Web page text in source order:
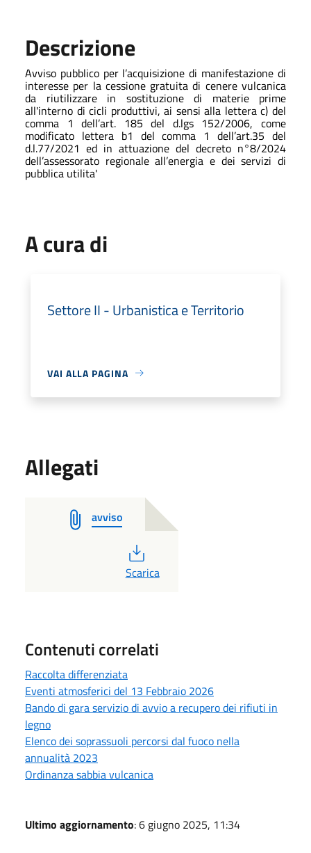
Descrizione
Avviso pubblico per l’acquisizione di manifestazione di
interesse per la cessione gratuita di cenere vulcanica
da riutilizzare in sostituzione di materie prime
all'interno di cicli produttivi, ai sensi alla lettera c) del
comma 1 dell’art. 185 del d.lgs 152/2006, come
modificato lettera b1 del comma 1 dell’art.35 del
d.l.77/2021 ed in attuazione del decreto n°8/2024
dell’assessorato regionale all’energia e dei servizi di
pubblica utilita'
A cura di
Settore II - Urbanistica e Territorio
VAI ALLA PAGINA
Allegati
avviso
PDF
Scarica
Contenuti correlati
Raccolta differenziata
Eventi atmosferici del 13 Febbraio 2026
Bando di gara servizio di avvio a recupero dei rifiuti in
legno
Elenco dei soprassuoli percorsi dal fuoco nella
annualità 2023
Ordinanza sabbia vulcanica
Ultimo aggiornamento: 6 giugno 2025, 11:34